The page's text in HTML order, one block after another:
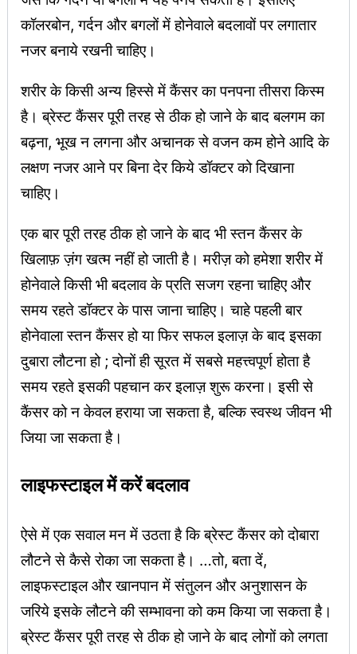
कॉलरबोन, गर्दन और बगलों में होनेवाले बदलावों पर लगातार
नजर बनाये रखनी चाहिए।
शरीर के किसी अन्य हिस्से में कैंसर का पनपना तीसरा किस्म
है। ब्रेस्ट कैंसर पूरी तरह से ठीक हो जाने के बाद बलगम का
बढ़ना, भूख न लगना और अचानक से वजन कम होने आदि के
लक्षण नजर आने पर बिना देर किये डॉक्टर को दिखाना
चाहिए।
एक बार पूरी तरह ठीक हो जाने के बाद भी स्तन कैंसर के
खिलाफ़ ज़ंग खत्म नहीं हो जाती है। मरीज़ को हमेशा शरीर में
होनेवाले किसी भी बदलाव के प्रति सजग रहना चाहिए और
समय रहते डॉक्टर के पास जाना चाहिए। चाहे पहली बार
होनेवाला स्तन कैंसर हो या फिर सफल इलाज़ के बाद इसका
दुबारा लौटना हो ; दोनों ही सूरत में सबसे महत्त्वपूर्ण होता है
समय रहते इसकी पहचान कर इलाज़ शुरू करना। इसी से
कैंसर को न केवल हराया जा सकता है, बल्कि स्वस्थ जीवन भी
जिया जा सकता है।
लाइफस्टाइल में करें बदलाव
ऐसे में एक सवाल मन में उठता है कि ब्रेस्ट कैंसर को दोबारा
लौटने से कैसे रोका जा सकता है। …तो, बता दें,
लाइफस्टाइल और खानपान में संतुलन और अनुशासन के
जरिये इसके लौटने की सम्भावना को कम किया जा सकता है।
ब्रेस्ट कैंसर पूरी तरह से ठीक हो जाने के बाद लोगों को लगता